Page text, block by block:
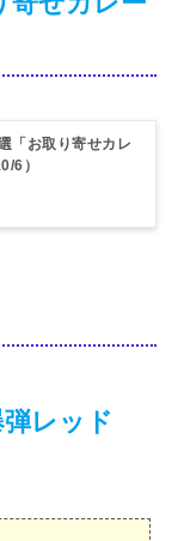
「お取り寄せカレ
6）
レッド